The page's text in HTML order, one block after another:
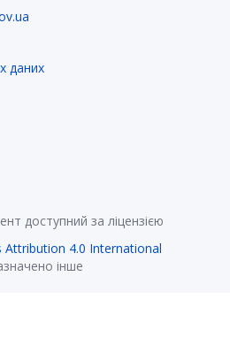
даних
доступний за ліцензією
Attribution 4.0 International
інше